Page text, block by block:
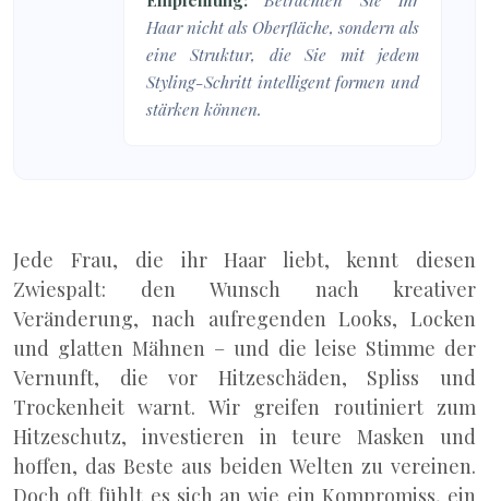
Haar nicht als Oberfläche, sondern als
eine Struktur, die Sie mit jedem
Styling-Schritt intelligent formen und
stärken können.
Jede Frau, die ihr Haar liebt, kennt diesen
Zwiespalt: den Wunsch nach kreativer
Veränderung, nach aufregenden Looks, Locken
und glatten Mähnen – und die leise Stimme der
Vernunft, die vor Hitzeschäden, Spliss und
Trockenheit warnt. Wir greifen routiniert zum
Hitzeschutz, investieren in teure Masken und
hoffen, das Beste aus beiden Welten zu vereinen.
Doch oft fühlt es sich an wie ein Kompromiss, ein